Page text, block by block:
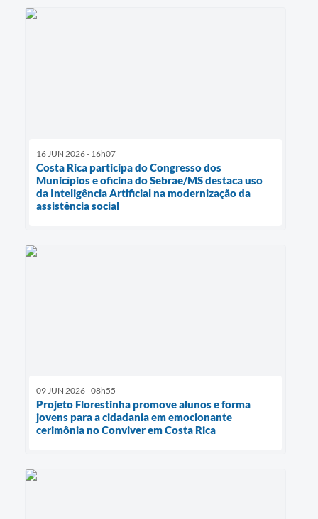
16 JUN 2026 - 16h07
Costa Rica participa do Congresso dos
Municípios e oficina do Sebrae/MS destaca uso
da Inteligência Artificial na modernização da
assistência social
09 JUN 2026 - 08h55
Projeto Florestinha promove alunos e forma
jovens para a cidadania em emocionante
cerimônia no Conviver em Costa Rica